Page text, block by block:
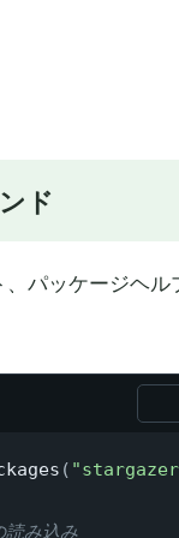
ド
パッケージヘル
(
読み込み